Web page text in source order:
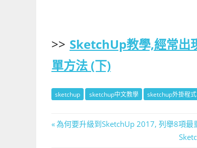
>> SketchUp教學,經常出
單方法 (下)
sketchup sketchup中文教學 sketchup外掛程式
文
Previous
為何要升級到SketchUp 2017, 列舉8項最
Next